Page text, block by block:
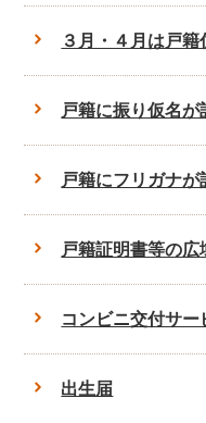
３月・４月は戸
戸籍に振り仮名
戸籍にフリガナが
戸籍証明書等の広
コンビニ交付サー
出生届